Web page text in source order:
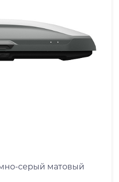
серый матовый